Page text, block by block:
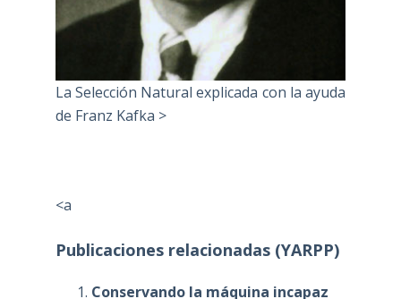
La Selección Natural explicada con la ayuda
de Franz Kafka >
<a
Publicaciones relacionadas (YARPP)
Conservando la máquina incapaz